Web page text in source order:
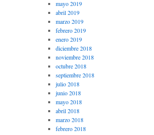
mayo 2019
abril 2019
marzo 2019
febrero 2019
enero 2019
diciembre 2018
noviembre 2018
octubre 2018
septiembre 2018
julio 2018
junio 2018
mayo 2018
abril 2018
marzo 2018
febrero 2018